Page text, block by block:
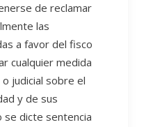
de reclamar
las
a favor del fisco
cualquier medida
judicial sobre el
y de sus
dicte sentencia